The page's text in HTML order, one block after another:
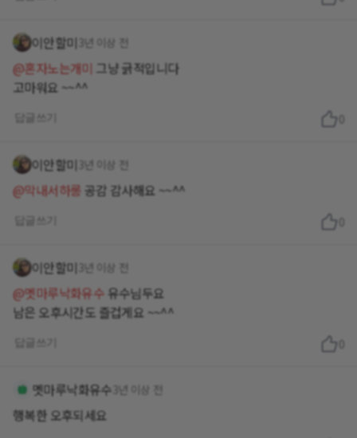
이안할미 3년 이상 전
@혼자노는개미 그냥 긁적입니다
고마워요 ~~^^
이안할미 3년 이상 전
@막내서하롱 공감 감사해요 ~~^^
이안할미 3년 이상 전
@멧마루낙화유수 유수님두요
남은 오후시간도 즐겁게요 ~~^^
멧마루낙화유수 3년 이상 전
행복한 오후되세요